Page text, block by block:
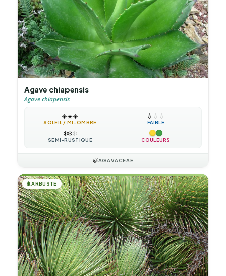
Agave chiapensis
Agave chiapensis
☀️☀️☀️
SOLEIL / MI-OMBRE
💧 💧 💧
FAIBLE
❄️❄️❄️
SEMI-RUSTIQUE COULEURS
🍃AGAVACEAE
🌲ARBUSTE